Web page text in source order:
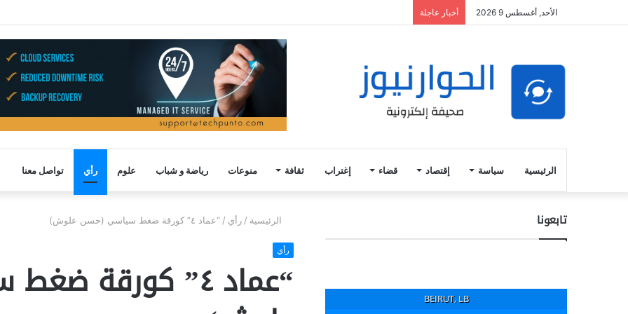
الأحد, أغسطس 9 2026 أخبار عاجلة
الرئيسية سياسة إقتصاد قضاء إغتراب ثقافة منوعات رياضة و شباب علوم رأي تواصل معنا
الرئيسية / رأي / “عماد ٤” كورقة ضغط سياسي (حسن علوش)
رأي
“عماد ٤” كورقة
تابعونا
BEIRUT, LB